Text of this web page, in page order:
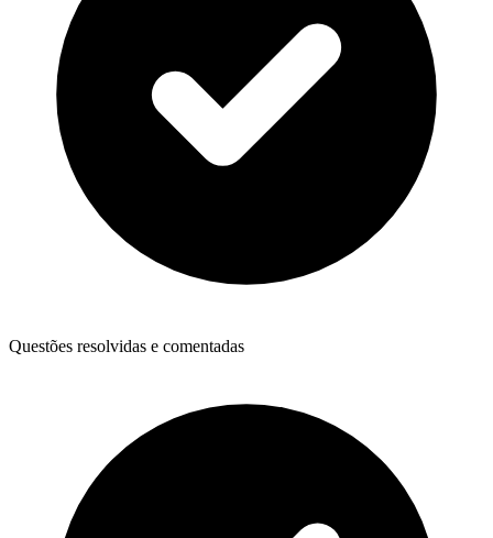
Questões resolvidas e comentadas